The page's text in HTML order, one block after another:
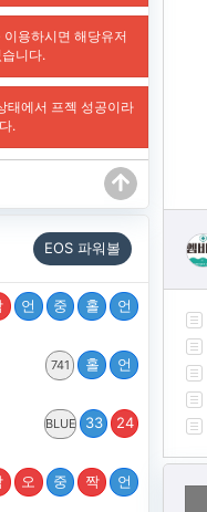
EOS 파워볼
언 중 홀 언
741 홀 언
BLUE 33 24
오 중 짝 언